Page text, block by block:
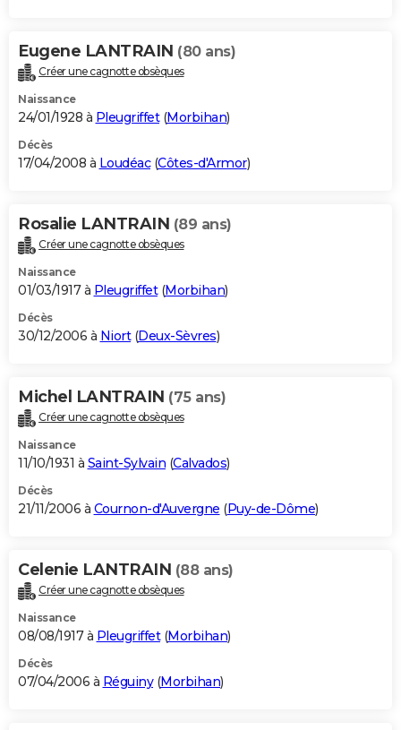
Eugene LANTRAIN (80 ans)
Créer une cagnotte obsèques
Naissance
24/01/1928 à Pleugriffet(Morbihan)
Décès
17/04/2008 à Loudéac(Côtes-d'Armor)
Rosalie LANTRAIN (89 ans)
Créer une cagnotte obsèques
Naissance
01/03/1917 à Pleugriffet(Morbihan)
Décès
30/12/2006 à Niort(Deux-Sèvres)
Michel LANTRAIN (75 ans)
Créer une cagnotte obsèques
Naissance
11/10/1931 à Saint-Sylvain (Calvados)
Décès
21/11/2006 à Cournon-d'Auvergne (Puy-de-Dôme)
Celenie LANTRAIN (88 ans)
Créer une cagnotte obsèques
Naissance
08/08/1917 à Pleugriffet(Morbihan)
Décès
07/04/2006 à Réguiny(Morbihan)